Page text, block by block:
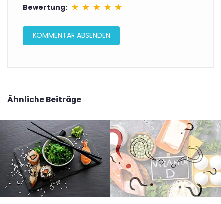
Bewertung: ★ ★ ★ ★ ★
Ähnliche Beiträge